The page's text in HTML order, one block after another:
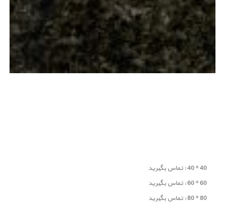
40 * 40 : تماس بگیرید
60 * 60 : تماس بگیرید
80 * 80 : تماس بگیرید